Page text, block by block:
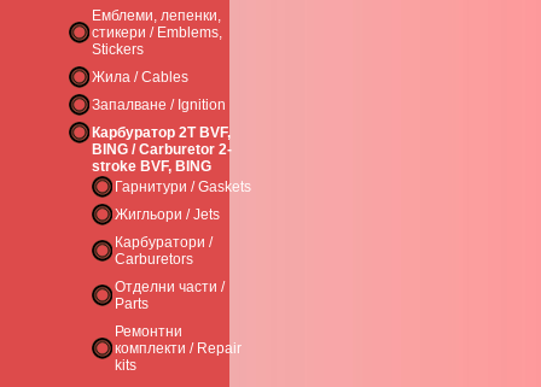
Емблеми, лепенки,
стикери / Emblems,
Stickers
Жила / Cables
Запалване / Ignition
Карбуратор 2T BVF,
BING / Carburetor 2-
stroke BVF, BING
Гарнитури / Gaskets
Жигльори / Jets
Карбуратори /
Carburetors
Отделни части /
Parts
Ремонтни
комплекти / Repair
kits